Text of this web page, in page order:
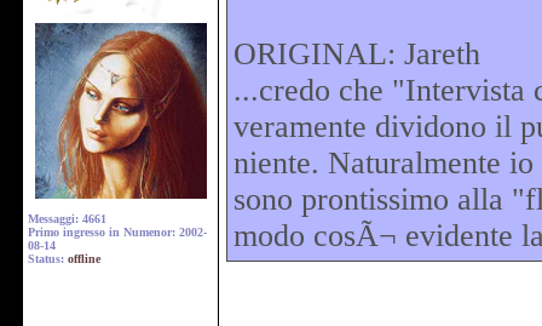
Messaggi: 4661
Primo ingresso in Numenor: 2002-
08-14
Status: offline
ORIGINAL: Jareth
...credo che "Intervista
veramente dividono il
niente. Naturalmente
sono prontissimo alla
modo cosÃ¬ evidente